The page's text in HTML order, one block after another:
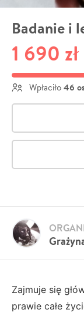
Badanie i
1 690 zł
Wpłaciło 46
Zajmuje się
prawie całe